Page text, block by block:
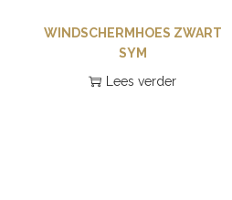
WINDSCHERMHOES ZWART
SYM
Lees verder